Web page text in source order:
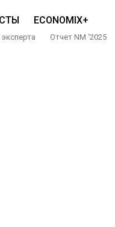
ECONOMIX+
Отчет NM ‘2025